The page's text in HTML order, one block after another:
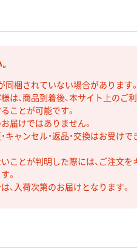
同梱されていない場合があります。
は、商品到着後、本サイト上のご利
ことが可能です。
届けではありません。
ャンセル・返品・交換はお受けで
ことが判明した際には、ご注文を
。
、入荷次第のお届けとなります。